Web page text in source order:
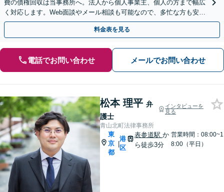
費の債権回収は当事務所へ。法人から個人事業主、個人の方まで幅広
く対応します。Web面談やメール相談も可能なので、多忙な方も安心
です。正当な権利を守るため尽力いたします。
料金表を見る
電話でお問い合わせ メールでお問い合わせ
松本 理平 弁
護士
インタビューを
見る
青山北町法律事務所
東
京
都
|
港
区
表参道駅 か
ら徒歩3分
営業時間：08:00~1
8:00（平日）